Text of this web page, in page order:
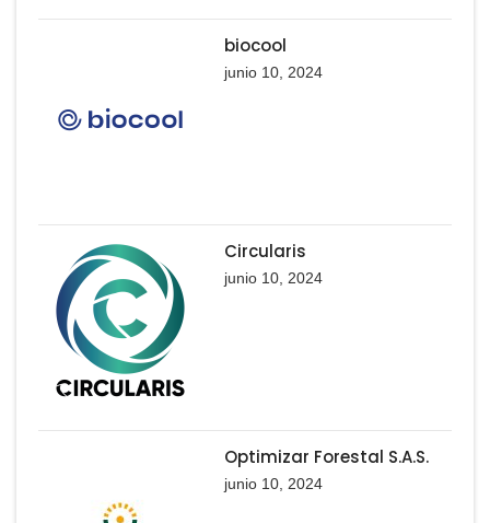
biocool
junio 10, 2024
Circularis
junio 10, 2024
Optimizar Forestal S.A.S.
junio 10, 2024